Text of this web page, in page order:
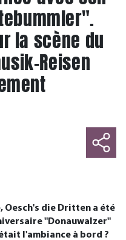
la scène du
Reisen
Oesch's die Dritten a été
"Donauwalzer"
l'ambiance à bord ?